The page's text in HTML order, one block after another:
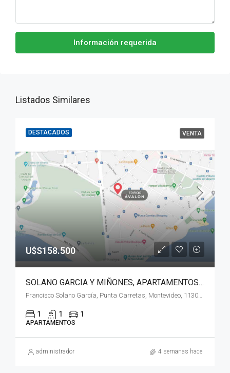
Información requerida
Listados Similares
DESTACADOS VENTA
U$S158.500
SOLANO GARCIA Y MIÑONES, APARTAMENTOS A ESTRENAR!!
Francisco Solano García, Punta Carretas, Montevideo, 11303, Uruguay
1 1 1
APARTAMENTOS
administrador 4 semanas hace